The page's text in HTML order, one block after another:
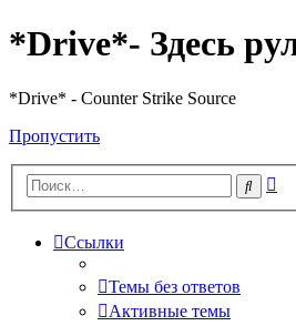
*Drive*- Здесь
*Drive* - Counter Strike Source
Пропустить
Поиск
Ссылки
Темы без ответов
Активные темы